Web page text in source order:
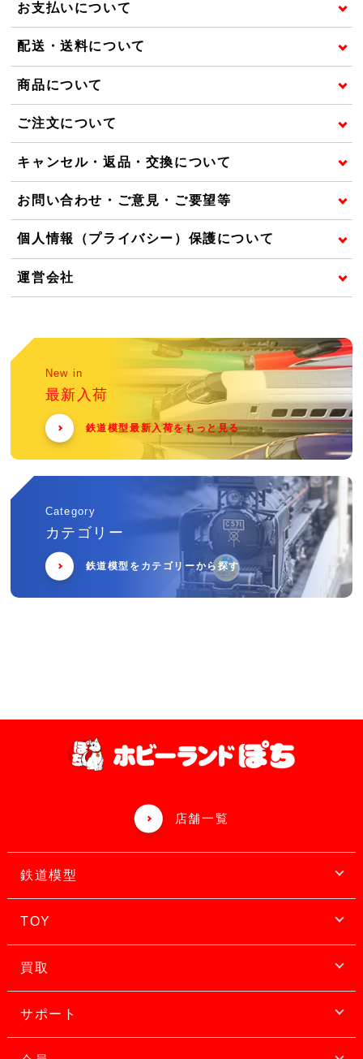
お支払いについて
配送・送料について
商品について
ご注文について
キャンセル・返品・交換について
お問い合わせ・ご意見・ご要望等
個人情報（プライバシー）保護について
運営会社
New in
最新入荷
鉄道模型最新入荷をもっと見る
Category
カテゴリー
鉄道模型をカテゴリーから探す
店舗一覧
鉄道模型
TOY
買取
サポート